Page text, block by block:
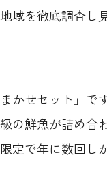
域を徹底調査し
かせセット」で
の鮮魚が詰め合
定で年に数回し